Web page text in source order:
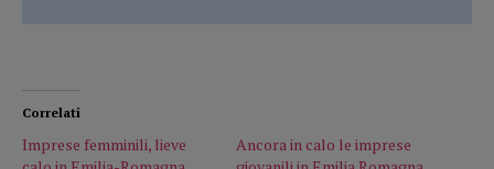
Correlati
Imprese femminili, lieve
Ancora in calo le imprese